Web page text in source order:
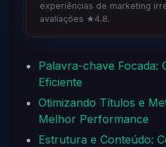
experiências de marketing
avaliações ★4.8.
Palavra-chave Focada:
Eficiente
Otimizando Títulos e
Melhor Performance
Estrutura e Conteúdo: